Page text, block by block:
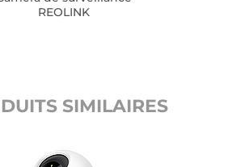
REOLINK
SIMILAIRES